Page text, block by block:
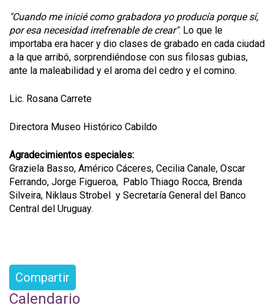
"Cuando me inicié como grabadora yo producía porque sí,
por esa necesidad irrefrenable de crear". Lo que le
importaba era hacer y dio clases de grabado en cada ciudad
a la que arribó, sorprendiéndose con sus filosas gubias,
ante la maleabilidad y el aroma del cedro y el comino.
Lic. Rosana Carrete
Directora Museo Histórico Cabildo
Agradecimientos especiales:
Graziela Basso, Américo Cáceres, Cecilia Canale, Oscar
Ferrando, Jorge Figueroa, Pablo Thiago Rocca, Brenda
Silveira, Niklaus Strobel y Secretaría General del Banco
Central del Uruguay.
Compartir
Calendario